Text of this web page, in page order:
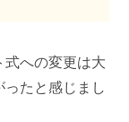
式への変更は大
たと感じまし